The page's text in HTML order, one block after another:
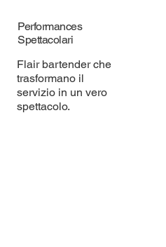
Performances
Spettacolari
Flair bartender che
trasformano il
servizio in un vero
spettacolo.